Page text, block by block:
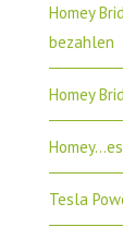
Homey
bezahlen
Homey
Tesla